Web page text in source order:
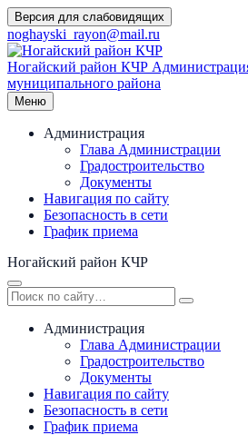
Перейти
к
содержимому
Версия для слабовидящих
noghayski_rayon@mail.ru
Ногайский район КЧР
муниципального района
Меню
Администрация
Глава Администрации
Градостроительство
Документы
Навигация по сайту
Безопасность в сети
График приема
Ногайский район КЧР
Администрация
Глава Администрации
Градостроительство
Документы
Навигация по сайту
Безопасность в сети
График приема